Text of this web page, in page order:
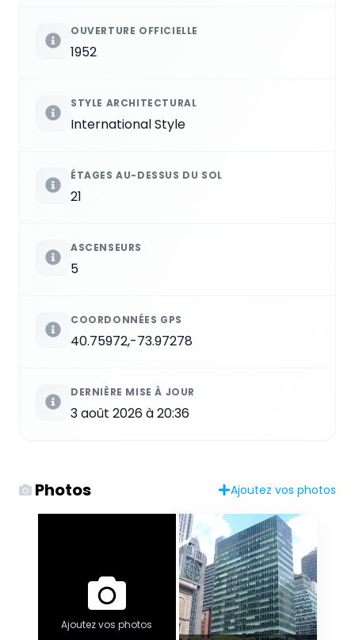
OUVERTURE OFFICIELLE
1952
STYLE ARCHITECTURAL
International Style
ÉTAGES AU-DESSUS DU SOL
21
ASCENSEURS
5
COORDONNÉES GPS
40.75972,-73.97278
DERNIÈRE MISE À JOUR
3 août 2026 à 20:36
Photos Ajoutez vos photos
Ajoutez vos photos